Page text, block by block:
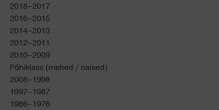
2018–2017
2016–2015
2014–2013
2012–2011
2010–2009
Põhiklass (mehed / naised)
2008–1998
1997–1987
1986–1976